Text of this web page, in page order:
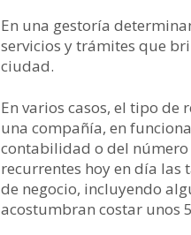
En una gestoría
servicios y trámites que
ciudad.
En varios casos, el tipo
una compañía, en
contabilidad o del número
recurrentes hoy en día
de negocio, incluyendo
acostumbran costar unos